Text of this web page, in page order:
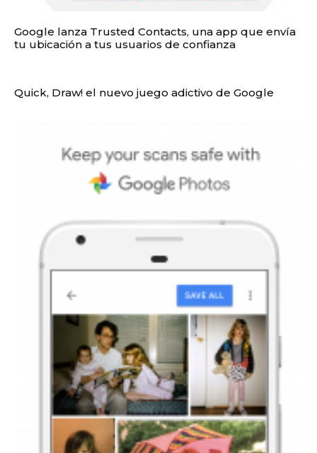
Google lanza Trusted Contacts, una app que envía
tu ubicación a tus usuarios de confianza
Quick, Draw! el nuevo juego adictivo de Google